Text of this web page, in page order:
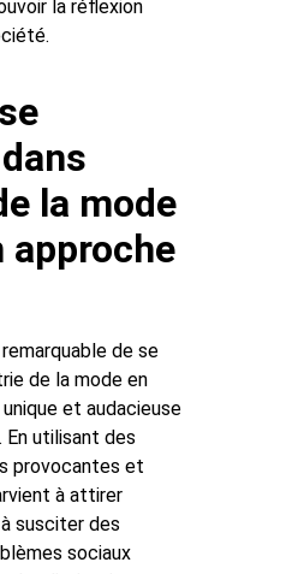
la réflexion
la mode
approche
de se
de la mode en
et audacieuse
utilisant des
provocantes et
à attirer
susciter des
sociaux